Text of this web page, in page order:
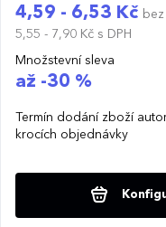
4,59 - 6,53 Kč bez
5,55 - 7,90 Kč s DPH
Množstevní sleva
až -30 %
Termín dodání zboží
krocích objednávky